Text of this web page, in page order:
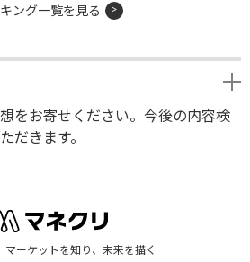
ング一覧を見る
をお寄せください。今後の内容検
だきます。
マーケットを知り、未来を描く